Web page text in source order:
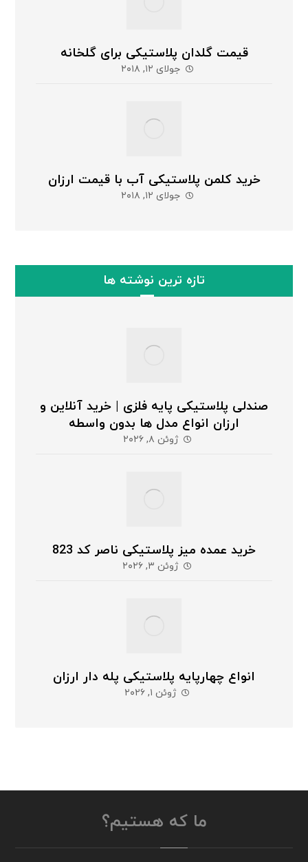
قیمت گلدان پلاستیکی برای گلخانه
جولای ۱۲, ۲۰۱۸
خرید کلمن پلاستیکی آب با قیمت ارزان
جولای ۱۲, ۲۰۱۸
تازه ترین نوشته ها
صندلی پلاستیکی پایه فلزی | خرید آنلاین و
ارزان انواع مدل ها بدون واسطه
ژوئن ۸, ۲۰۲۶
خرید عمده میز پلاستیکی ناصر کد 823
ژوئن ۳, ۲۰۲۶
انواع چهارپایه پلاستیکی پله دار ارزان
ژوئن ۱, ۲۰۲۶
ما که هستیم؟